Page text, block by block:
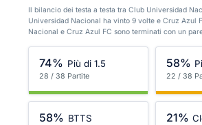
Il bilancio dei testa a testa tra Club Universidad
Universidad Nacional ha vinto 9 volte e Cruz Azul
Nacional e Cruz Azul FC sono terminati con un
74% Più di 1.5
28 / 38 Partite
58%
22 / 38
58% BTTS 21%